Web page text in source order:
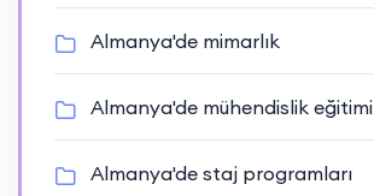
Almanya'de mimarlık
Almanya'de mühendislik eğitimi
Almanya'de staj programları